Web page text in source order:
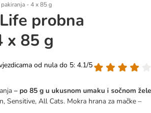
- 4 x 85 g
probna
x 85 g
od nula do 5: 4.1/5
– po 85 g u ukusnom umaku i sočnom
Sensitive, All Cats. Mokra hrana za mačke –